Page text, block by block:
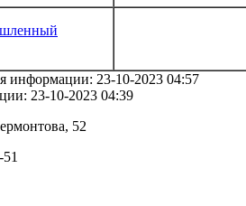
информации: 23-10-2023 04:57
23-10-2023 04:39
52